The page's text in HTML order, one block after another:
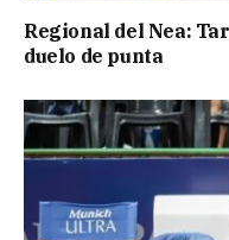
Regional del Nea:
duelo de punta